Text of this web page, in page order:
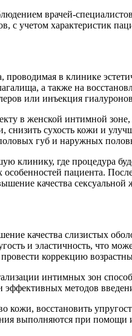
врачей-
с учетом характеристик
в клинике
а также на
или инъекция
в женской интимной
снизить сухость кожи и
губ и наружных
клинику, где
пациента.
качества сексуальной
качества слизистых
и эластичность, что
коррекцию
интимных зон
методов
кожи, восстановить
выполняются при помощи